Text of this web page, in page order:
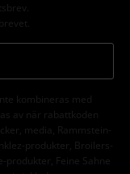
kombineras med
av när rabattkoden
media, Rammstein-
produkter, Broilers-
produkter, Feine Sahne